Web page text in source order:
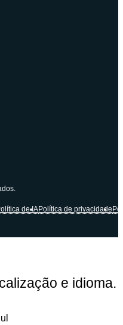
de IAPolítica de privacidade
e idioma.